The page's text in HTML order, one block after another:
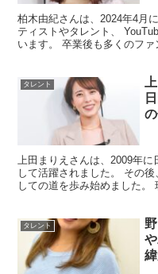
柏木由紀さんは、2024年4月
ティストやタレント、
います。 卒業後も多くのフ
タレント
上田まりえさんは、2009年
して活躍されました。 その
しての道を歩み始めました。
タレント